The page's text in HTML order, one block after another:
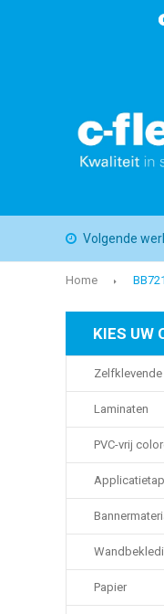
Volgende
Home
KIES UW
Laminaten
PVC-vrij
Papier